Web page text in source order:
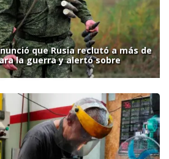
que Rusia reclutó a más de
la guerra y alertó sobre